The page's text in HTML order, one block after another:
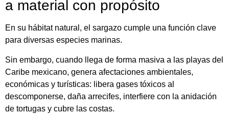
a material con propósito
En su hábitat natural, el sargazo cumple una función clave
para diversas especies marinas.
Sin embargo, cuando llega de forma masiva a las playas del
Caribe mexicano, genera afectaciones ambientales,
económicas y turísticas: libera gases tóxicos al
descomponerse, daña arrecifes, interfiere con la anidación
de tortugas y cubre las costas.